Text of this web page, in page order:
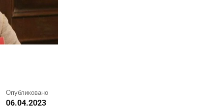
Опубликовано
06.04.2023